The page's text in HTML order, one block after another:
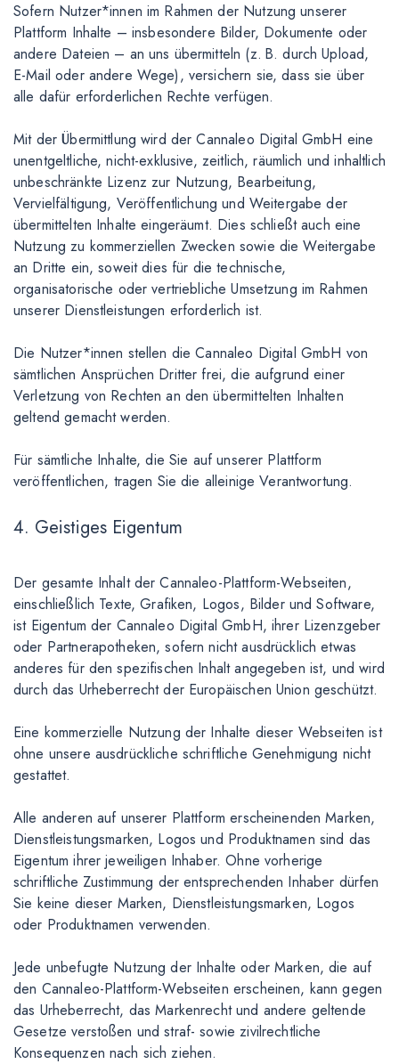
Sofern Nutzer*innen im Rahmen der Nutzung unserer
Plattform Inhalte – insbesondere Bilder, Dokumente oder
andere Dateien – an uns übermitteln (z. B. durch Upload,
E-Mail oder andere Wege), versichern sie, dass sie über
alle dafür erforderlichen Rechte verfügen.
Mit der Übermittlung wird der Cannaleo Digital GmbH eine
unentgeltliche, nicht-exklusive, zeitlich, räumlich und inhaltlich
unbeschränkte Lizenz zur Nutzung, Bearbeitung,
Vervielfältigung, Veröffentlichung und Weitergabe der
übermittelten Inhalte eingeräumt. Dies schließt auch eine
Nutzung zu kommerziellen Zwecken sowie die Weitergabe
an Dritte ein, soweit dies für die technische,
organisatorische oder vertriebliche Umsetzung im Rahmen
unserer Dienstleistungen erforderlich ist.
Die Nutzer*innen stellen die Cannaleo Digital GmbH von
sämtlichen Ansprüchen Dritter frei, die aufgrund einer
Verletzung von Rechten an den übermittelten Inhalten
geltend gemacht werden.
Für sämtliche Inhalte, die Sie auf unserer Plattform
veröffentlichen, tragen Sie die alleinige Verantwortung.
4. Geistiges Eigentum
Der gesamte Inhalt der Cannaleo-Plattform-Webseiten,
einschließlich Texte, Grafiken, Logos, Bilder und Software,
ist Eigentum der Cannaleo Digital GmbH, ihrer Lizenzgeber
oder Partnerapotheken, sofern nicht ausdrücklich etwas
anderes für den spezifischen Inhalt angegeben ist, und wird
durch das Urheberrecht der Europäischen Union geschützt.
Eine kommerzielle Nutzung der Inhalte dieser Webseiten ist
ohne unsere ausdrückliche schriftliche Genehmigung nicht
gestattet.
Alle anderen auf unserer Plattform erscheinenden Marken,
Dienstleistungsmarken, Logos und Produktnamen sind das
Eigentum ihrer jeweiligen Inhaber. Ohne vorherige
schriftliche Zustimmung der entsprechenden Inhaber dürfen
Sie keine dieser Marken, Dienstleistungsmarken, Logos
oder Produktnamen verwenden.
Jede unbefugte Nutzung der Inhalte oder Marken, die auf
den Cannaleo-Plattform-Webseiten erscheinen, kann gegen
das Urheberrecht, das Markenrecht und andere geltende
Gesetze verstoßen und straf- sowie zivilrechtliche
Konsequenzen nach sich ziehen.